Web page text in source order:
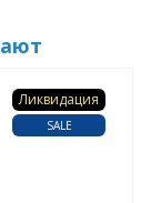
Ликвидация
SALE